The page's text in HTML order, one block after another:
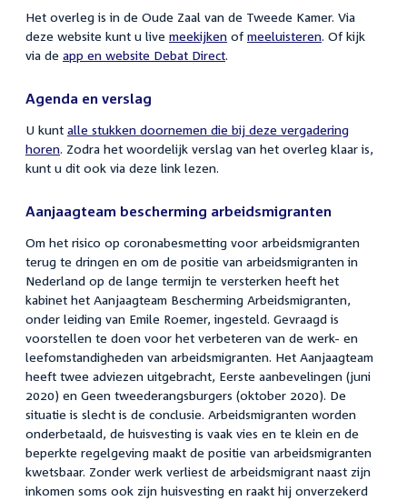
Het overleg is in de Oude Zaal van de Tweede Kamer. Via
deze website kunt u live meekijken of meeluisteren. Of kijk
via de app en website Debat Direct.
Agenda en verslag
U kunt alle stukken doornemen die bij deze vergadering
horen. Zodra het woordelijk verslag van het overleg klaar is,
kunt u dit ook via deze link lezen.
Aanjaagteam bescherming arbeidsmigranten
Om het risico op coronabesmetting voor arbeidsmigranten
terug te dringen en om de positie van arbeidsmigranten in
Nederland op de lange termijn te versterken heeft het
kabinet het Aanjaagteam Bescherming Arbeidsmigranten,
onder leiding van Emile Roemer, ingesteld. Gevraagd is
voorstellen te doen voor het verbeteren van de werk- en
leefomstandigheden van arbeidsmigranten. Het Aanjaagteam
heeft twee adviezen uitgebracht, Eerste aanbevelingen (juni
2020) en Geen tweederangsburgers (oktober 2020). De
situatie is slecht is de conclusie. Arbeidsmigranten worden
onderbetaald, de huisvesting is vaak vies en te klein en de
beperkte regelgeving maakt de positie van arbeidsmigranten
kwetsbaar. Zonder werk verliest de arbeidsmigrant naast zijn
inkomen soms ook zijn huisvesting en raakt hij onverzekerd